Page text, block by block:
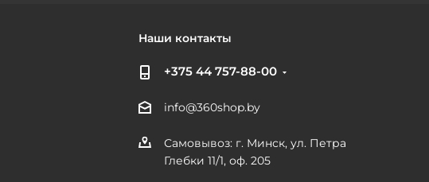
Наши контакты
+375 44 757-88-00
info@360shop.by
Самовывоз: г. Минск, ул. Петра
Глебки 11/1, оф. 205